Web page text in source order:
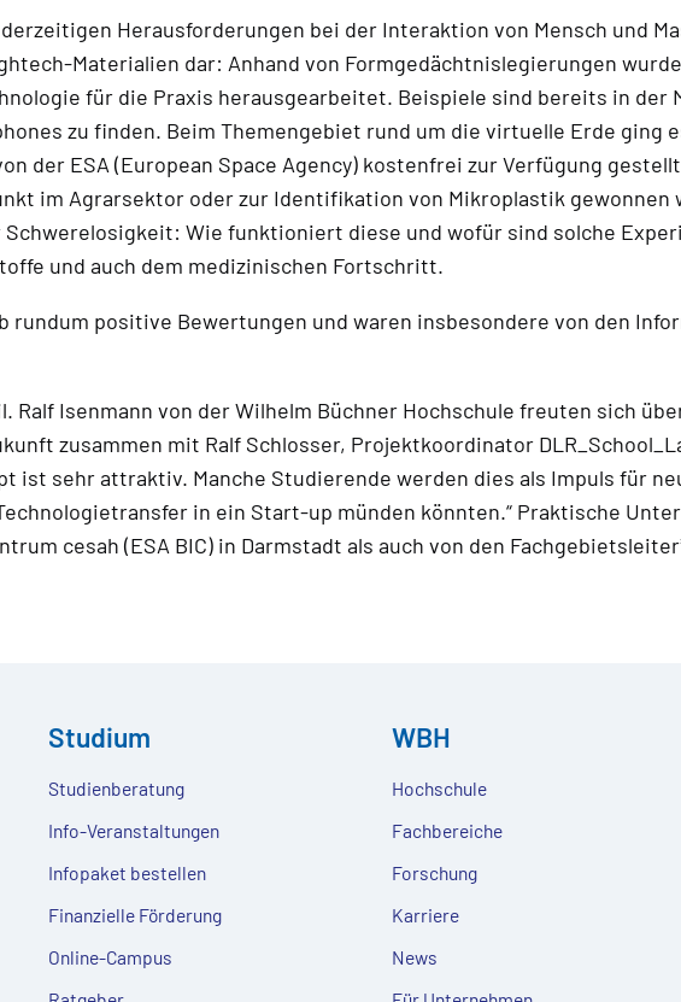
Herausforderungen bei der Interaktion von Mensch und
Materialien dar: Anhand von Formgedächtnislegierungen
für die Praxis herausgearbeitet. Beispiele sind bereits in der
zu finden. Beim Themengebiet rund um die virtuelle Erde ging
der ESA (European Space Agency) kostenfrei zur Verfügung
im Agrarsektor oder zur Identifikation von Mikroplastik
Wie funktioniert diese und wofür sind solche
und auch dem medizinischen Fortschritt.
rundum positive Bewertungen und waren insbesondere von den
Ralf Isenmann von der Wilhelm Büchner Hochschule freuten sich
zusammen mit Ralf Schlosser, Projektkoordinator
ist sehr attraktiv. Manche Studierende werden dies als Impuls für
in ein Start-up münden könnten.“ Praktische
cesah (ESA BIC) in Darmstadt als auch von den
Studium
Studienberatung
Info-Veranstaltungen
Infopaket bestellen
Finanzielle Förderung
Online-Campus
WBH
Hochschule
Fachbereiche
Forschung
Karriere
News